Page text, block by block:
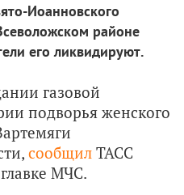
Иоанновского
районе
его ликвидируют.
газовой
подворья женского
сообщил ТАСС
МЧС.